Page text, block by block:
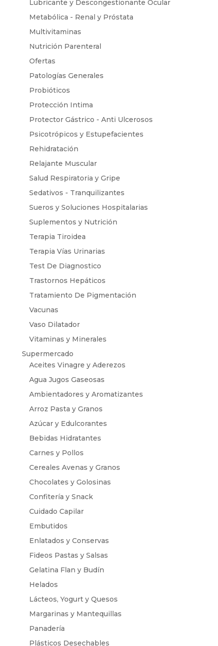
Lubricante y Descongestionante Ocular
Metabólica - Renal y Próstata
Multivitaminas
Nutrición Parenteral
Ofertas
Patologías Generales
Probióticos
Protección Intima
Protector Gástrico - Anti Ulcerosos
Psicotrópicos y Estupefacientes
Rehidratación
Relajante Muscular
Salud Respiratoria y Gripe
Sedativos - Tranquilizantes
Sueros y Soluciones Hospitalarias
Suplementos y Nutrición
Terapia Tiroidea
Terapia Vías Urinarias
Test De Diagnostico
Trastornos Hepáticos
Tratamiento De Pigmentación
Vacunas
Vaso Dilatador
Vitaminas y Minerales
Supermercado
Aceites Vinagre y Aderezos
Agua Jugos Gaseosas
Ambientadores y Aromatizantes
Arroz Pasta y Granos
Azúcar y Edulcorantes
Bebidas Hidratantes
Carnes y Pollos
Cereales Avenas y Granos
Chocolates y Golosinas
Confitería y Snack
Cuidado Capilar
Embutidos
Enlatados y Conservas
Fideos Pastas y Salsas
Gelatina Flan y Budín
Helados
Lácteos, Yogurt y Quesos
Margarinas y Mantequillas
Panadería
Plásticos Desechables